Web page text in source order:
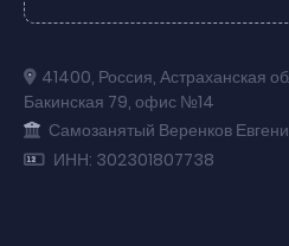
41400, Россия, Астраханская
Бакинская 79, офис №14
Самозанятый Веренков
ИНН: 302301807738